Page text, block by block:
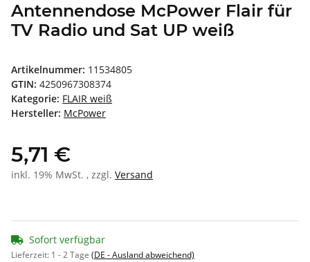
Antennendose McPower Flair für
TV Radio und Sat UP weiß
Artikelnummer: 11534805
GTIN: 4250967308374
Kategorie: FLAIR weiß
Hersteller: McPower
5,71 €
inkl. 19% MwSt. , zzgl. Versand
Sofort verfügbar
Lieferzeit: 1 - 2 Tage (DE - Ausland abweichend)